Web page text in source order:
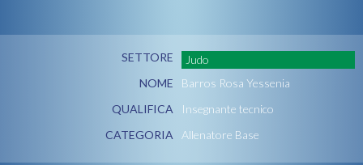
SETTORE
Judo
NOME
Barros Rosa Yessenia
QUALIFICA
Insegnante tecnico
CATEGORIA
Allenatore Base